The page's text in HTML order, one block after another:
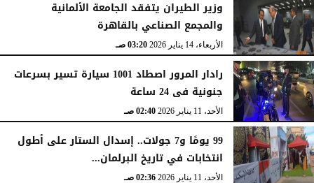
وزير الطيران يتفقد الجامعة الألمانية
والمجمع الصناعي بالقاهرة
الأربعاء، 14 يناير 2026 03:20 صـ
رادار المرور اصطاد 1001 سيارة تسير بسرعات
جنونية فى 24 ساعة
الأحد، 11 يناير 2026 02:40 صـ
99 يومًا و7 جولات.. إسدال الستار على أطول
انتخابات في تاريخ البرلمان...
الأحد، 11 يناير 2026 02:36 صـ